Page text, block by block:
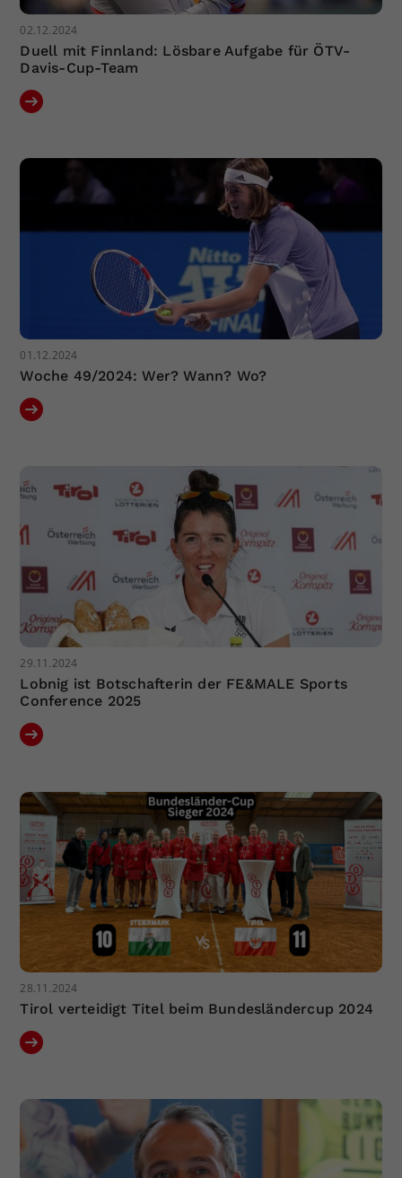
02.12.2024
Duell mit Finnland: Lösbare Aufgabe für ÖTV-
Davis-Cup-Team
01.12.2024
Woche 49/2024: Wer? Wann? Wo?
29.11.2024
Lobnig ist Botschafterin der FE&MALE Sports
Conference 2025
28.11.2024
Tirol verteidigt Titel beim Bundesländercup 2024